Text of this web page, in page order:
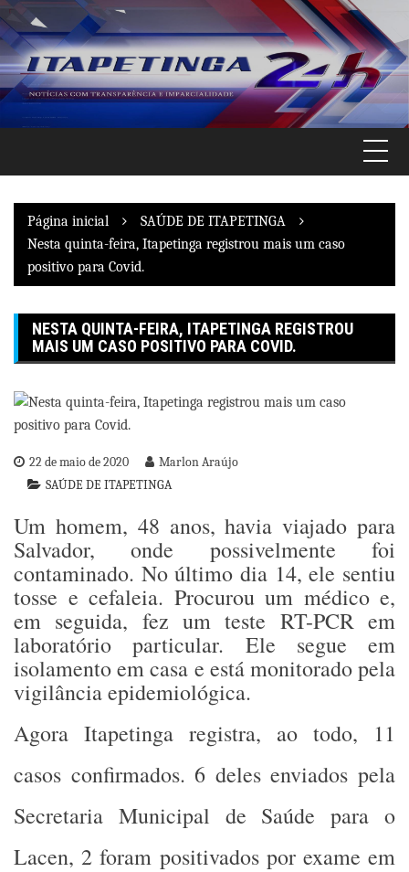
Pular
para
o
conteúdo
Página inicial
SAÚDE DE ITAPETINGA
Nesta quinta-feira, Itapetinga registrou mais um caso
positivo para Covid.
NESTA QUINTA-FEIRA, ITAPETINGA REGISTROU
MAIS UM CASO POSITIVO PARA COVID.
22 de maio de 2020
Marlon Araújo
SAÚDE DE ITAPETINGA
Um homem, 48 anos, havia viajado para
Salvador, onde possivelmente foi
contaminado. No último dia 14, ele sentiu
tosse e cefaleia. Procurou um médico e,
em seguida, fez um teste RT-PCR em
laboratório particular. Ele segue em
isolamento em casa e está monitorado pela
vigilância epidemiológica.
Agora Itapetinga registra, ao todo, 11
casos confirmados. 6 deles enviados pela
Secretaria Municipal de Saúde para o
Lacen, 2 foram positivados por exame em